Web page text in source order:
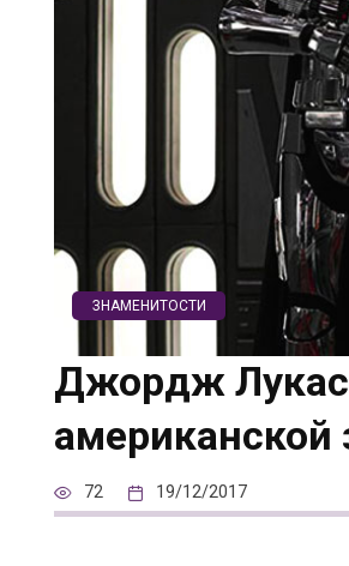
ЗНАМЕНИТОСТИ
Джордж Лукас
американской
72 19/12/2017